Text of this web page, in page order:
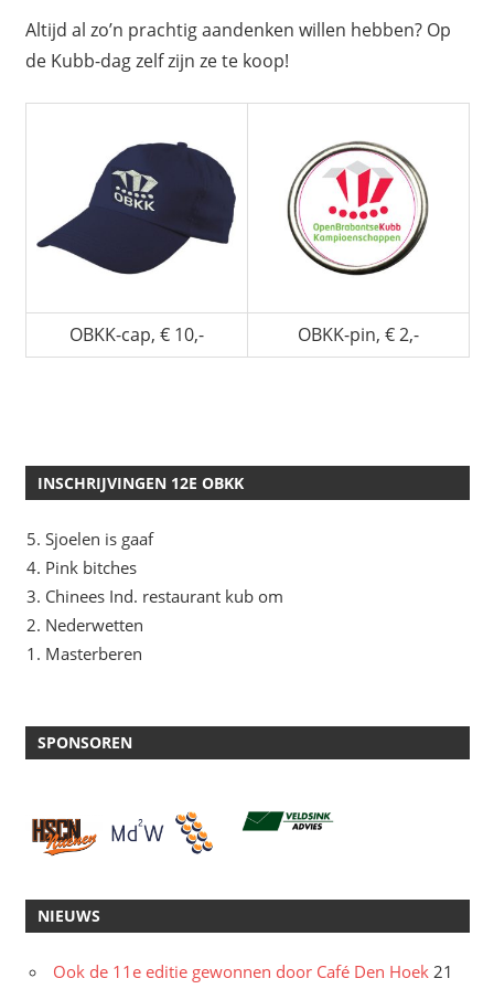
Altijd al zo’n prachtig aandenken willen hebben? Op
de Kubb-dag zelf zijn ze te koop!
OBKK-cap, € 10,- OBKK-pin, € 2,-
INSCHRIJVINGEN 12E OBKK
Sjoelen is gaaf
Pink bitches
Chinees Ind. restaurant kub om
Nederwetten
Masterberen
SPONSOREN
NIEUWS
Ook de 11e editie gewonnen door Café Den Hoek 21